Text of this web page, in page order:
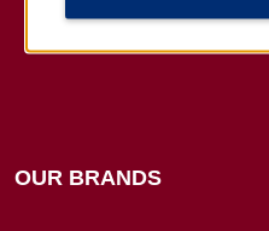
OUR BRANDS